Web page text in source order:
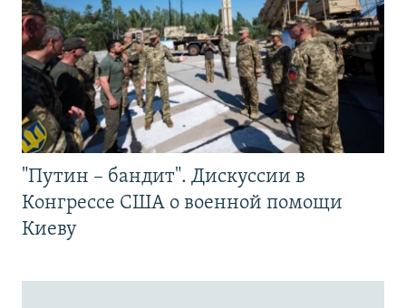
"Путин – бандит". Дискуссии в
Конгрессе США о военной помощи
Киеву